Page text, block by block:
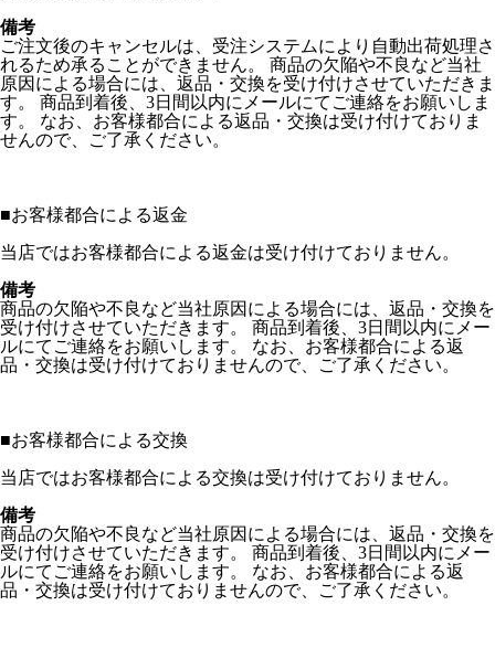
備考
ご注文後のキャンセルは、受注システムにより自動出荷処理さ
れるため承ることができません。 商品の欠陥や不良など当社
原因による場合には、返品・交換を受け付けさせていただきま
す。 商品到着後、3日間以内にメールにてご連絡をお願いしま
す。 なお、お客様都合による返品・交換は受け付けておりま
せんので、ご了承ください。
■お客様都合による返金
当店ではお客様都合による返金は受け付けておりません。
備考
商品の欠陥や不良など当社原因による場合には、返品・交換を
受け付けさせていただきます。 商品到着後、3日間以内にメー
ルにてご連絡をお願いします。 なお、お客様都合による返
品・交換は受け付けておりませんので、ご了承ください。
■お客様都合による交換
当店ではお客様都合による交換は受け付けておりません。
備考
商品の欠陥や不良など当社原因による場合には、返品・交換を
受け付けさせていただきます。 商品到着後、3日間以内にメー
ルにてご連絡をお願いします。 なお、お客様都合による返
品・交換は受け付けておりませんので、ご了承ください。